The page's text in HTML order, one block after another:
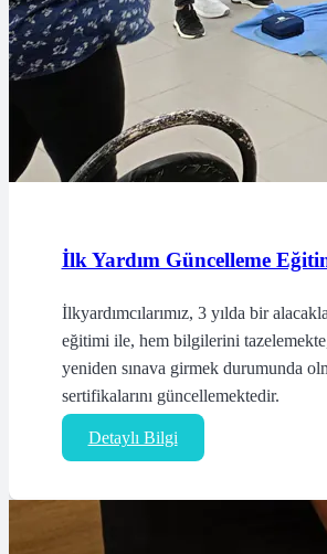
İlk Yardım Güncelleme
İlkyardımcılarımız, 3 yılda bir
eğitimi ile, hem bilgilerini
yeniden sınava girmek durumunda
sertifikalarını güncellemektedir.
Detaylı Bilgi